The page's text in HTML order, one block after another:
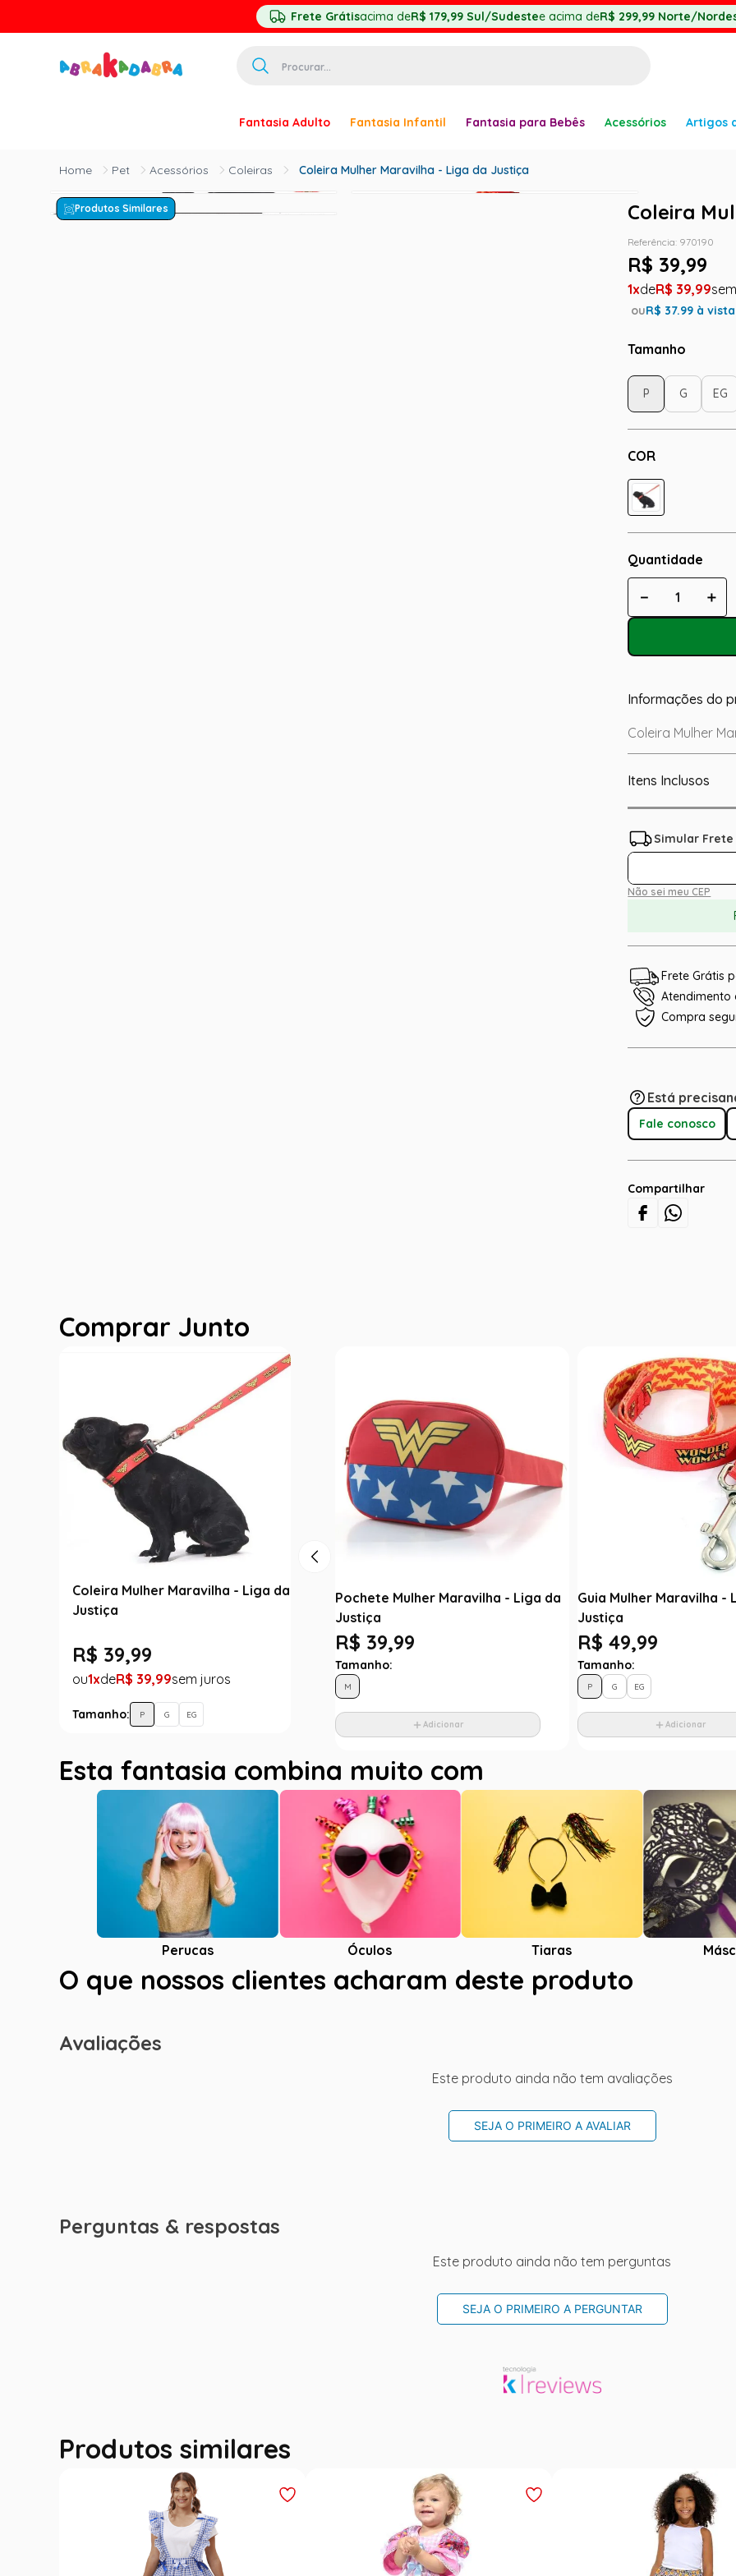
Frete Grátisacima deR$ 179,99 Sul/Sudestee acima deR$ 299,99 Norte/
Fantasia Adulto Fantasia Infantil Fantasia para Bebês Acessórios Artigos
Pet Acessórios Coleiras Coleira Mulher Maravilha - Liga da Justiça
Produtos Similares Coleira
Referência: 970190
R$ 39,99
1 R$ 39,99
ouR$ 37.99 à vista
Tamanho
COR
P G EG
Quantidade
＋
－
Informações do
Coleira Mulher
Itens Inclusos
Não sei meu CEP
Frete Grátis
Atendimento
Compra
Está
Fale conosco
Compartilhar
Comprar Junto
Coleira Mulher Maravilha - Liga da
Justiça
R$ 39,99
1 R$ 39,99
Tamanho: P G EG
Pochete Mulher Maravilha - Liga da
Justiça
R$ 39,99
Tamanho:
M
Adicionar
Guia Mulher Maravilha -
Justiça
R$ 49,99
Tamanho:
P G EG
Adicionar
Esta fantasia combina muito com
Perucas Óculos Tiaras
O que nossos clientes acharam deste produto
Avaliações
Este produto ainda não tem avaliações
SEJA O PRIMEIRO A AVALIAR
Perguntas & respostas
Este produto ainda não tem perguntas
SEJA O PRIMEIRO A PERGUNTAR
Produtos similares
º
princesa
3º
pirata